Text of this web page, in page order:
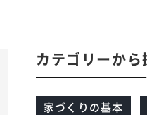
カテゴリーから
家づくりの基本